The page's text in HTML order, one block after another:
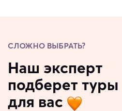
СЛОЖНО ВЫБРАТЬ?
Наш эксперт
подберет туры
для вас